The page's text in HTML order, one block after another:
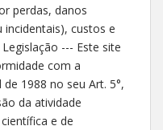
perdas, danos
custos e
--- Este site
com a
1988 no seu Art. 5°,
da atividade
e de